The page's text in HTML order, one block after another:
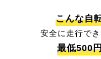
こんな自
安全に走行で
最低500